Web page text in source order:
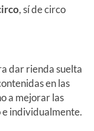
, sí de circo
dar rienda suelta
en las
a mejorar las
individualmente.